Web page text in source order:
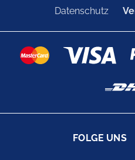
Datenschutz
FOLGE UNS